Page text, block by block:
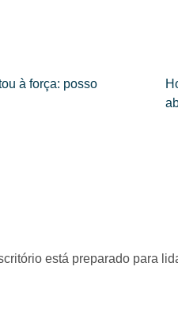
à força: posso
está preparado para